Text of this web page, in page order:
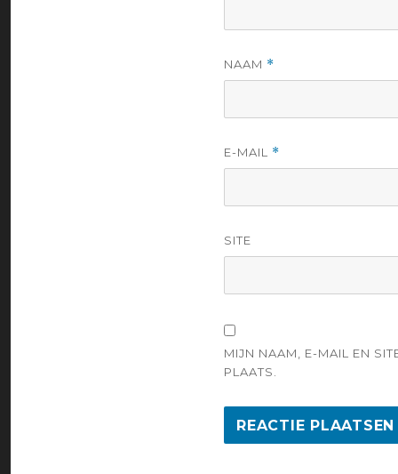
NAAM *
E-MAIL *
SITE
MIJN NAAM, E-MAIL EN
PLAATS.